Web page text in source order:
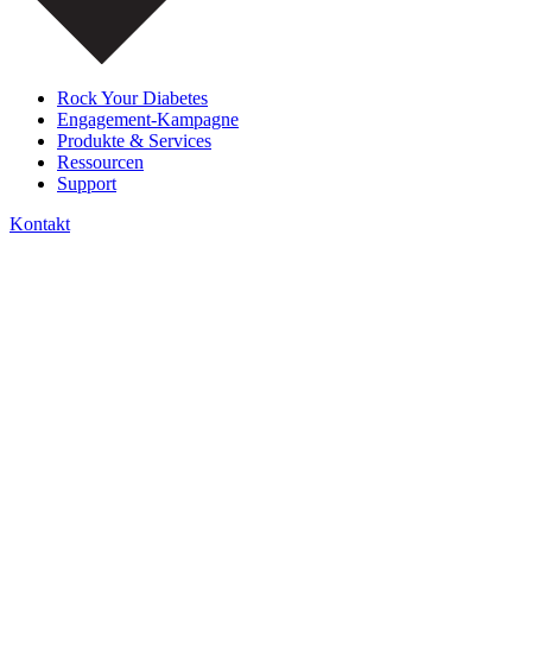
Rock Your Diabetes
Engagement-Kampagne
Produkte & Services
Ressourcen
Support
Kontakt